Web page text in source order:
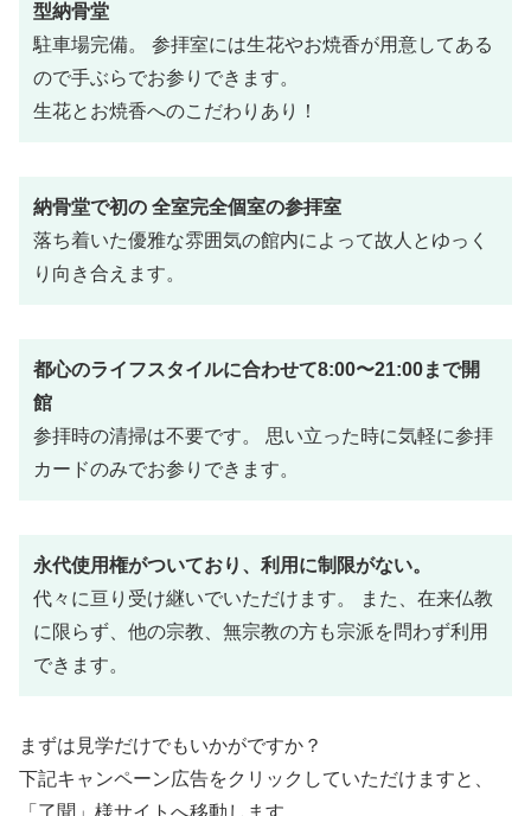
型納骨堂
駐車場完備。 参拝室には生花やお焼香が用意してある
ので手ぶらでお参りできます。
生花とお焼香へのこだわりあり！
納骨堂で初の 全室完全個室の参拝室
落ち着いた優雅な雰囲気の館内によって故人とゆっく
り向き合えます。
都心のライフスタイルに合わせて8:00〜21:00まで開
館
参拝時の清掃は不要です。 思い立った時に気軽に参拝
カードのみでお参りできます。
永代使用権がついており、利用に制限がない。
代々に亘り受け継いでいただけます。 また、在来仏教
に限らず、他の宗教、無宗教の方も宗派を問わず利用
できます。
まずは見学だけでもいかがですか？
下記キャンペーン広告をクリックしていただけますと、